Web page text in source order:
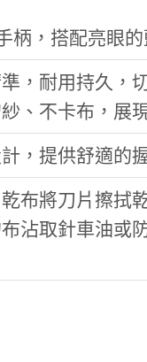
柄，搭配亮眼的
，耐用持久，
、不卡布，展
，提供舒適的
布將刀片擦拭
沾取針車油或